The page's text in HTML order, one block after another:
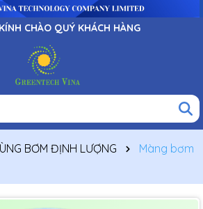
CHÀO QUÝ KHÁCH HÀNG
BƠM ĐỊNH LƯỢNG
Màng bơm